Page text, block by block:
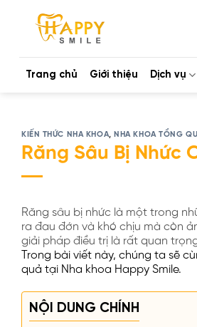
Trang chủ Giới thiệu Dịch vụ
KIẾN THỨC NHA KHOA, NHA KHOA TỔNG
Răng Sâu Bị Nhức
Răng sâu bị nhức là một trong
ra đau đớn và khó chịu mà còn
giải pháp điều trị là rất quan
Trong bài viết này, chúng ta sẽ
quả tại Nha khoa Happy Smile.
NỘI DUNG CHÍNH